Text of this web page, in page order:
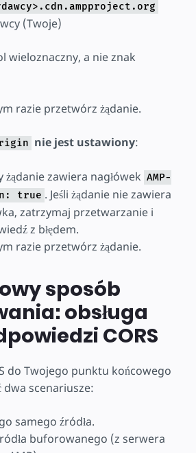
(Twoje)
wieloznaczny, a nie znak
razie przetwórz żądanie.
nie jest ustawiony:
żądanie zawiera nagłówek AMP-
true . Jeśli żądanie nie zawiera
zatrzymaj przetwarzanie i
z błędem.
razie przetwórz żądanie.
sposób
obsługa
CORS
do Twojego punktu końcowego
dwa scenariusze:
samego źródła.
buforowanego (z serwera